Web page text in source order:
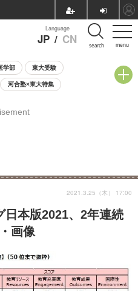
menu
Language
JP / CN search
学部 東大受験
河合塾×東大特集
明会・相談会
日本版2021、2年連続
画像
2021.3.25（木） 17:00